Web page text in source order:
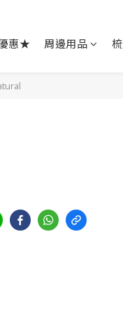
惠★ 周邊用品